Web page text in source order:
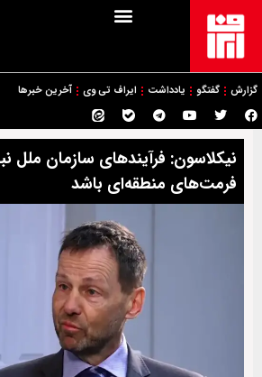
گزارش گفتگو یادداشت ایراف تی وی آخرین خبرها
نیکلاسون: فرآیندهای سازمان ملل
فرمت‌های منطقه‌ای باشد